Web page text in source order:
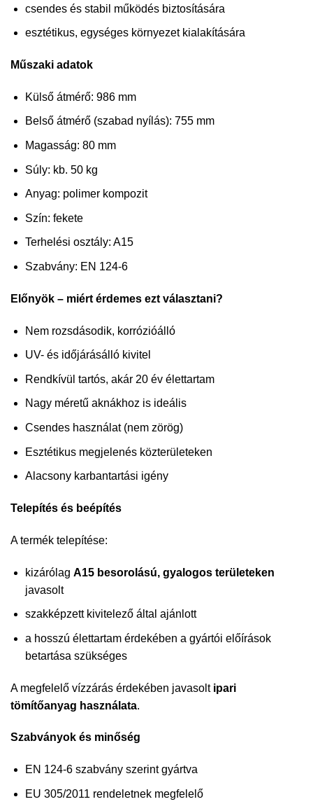
csendes és stabil működés biztosítására
esztétikus, egységes környezet kialakítására
Műszaki adatok
Külső átmérő: 986 mm
Belső átmérő (szabad nyílás): 755 mm
Magasság: 80 mm
Súly: kb. 50 kg
Anyag: polimer kompozit
Szín: fekete
Terhelési osztály: A15
Szabvány: EN 124-6
Előnyök – miért érdemes ezt választani?
Nem rozsdásodik, korrózióálló
UV- és időjárásálló kivitel
Rendkívül tartós, akár 20 év élettartam
Nagy méretű aknákhoz is ideális
Csendes használat (nem zörög)
Esztétikus megjelenés közterületeken
Alacsony karbantartási igény
Telepítés és beépítés
A termék telepítése:
kizárólag A15 besorolású, gyalogos területeken
javasolt
szakképzett kivitelező által ajánlott
a hosszú élettartam érdekében a gyártói előírások
betartása szükséges
A megfelelő vízzárás érdekében javasolt ipari
tömítőanyag használata.
Szabványok és minőség
EN 124-6 szabvány szerint gyártva
EU 305/2011 rendeletnek megfelelő